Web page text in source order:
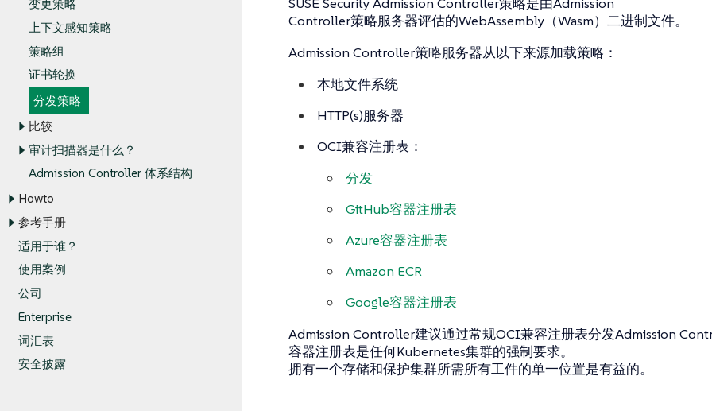
变更策略
上下文感知策略
策略组
证书轮换
分发策略
比较
审计扫描器是什么？
Admission Controller 体系结构
Howto
参考手册
适用于谁？
使用案例
公司
Enterprise
词汇表
安全披露
Controller策略服务器评估的WebAssembly（Wasm）二进制文件。
Admission Controller策略服务器从以下来源加载策略：
本地文件系统
HTTP(s)服务器
OCI兼容注册表：
分发
GitHub容器注册表
Azure容器注册表
Amazon ECR
Google容器注册表
Admission Controller建议通过常规OCI兼容注册表分发Admission
容器注册表是任何Kubernetes集群的强制要求。
拥有一个存储和保护集群所需所有工件的单一位置是有益的。